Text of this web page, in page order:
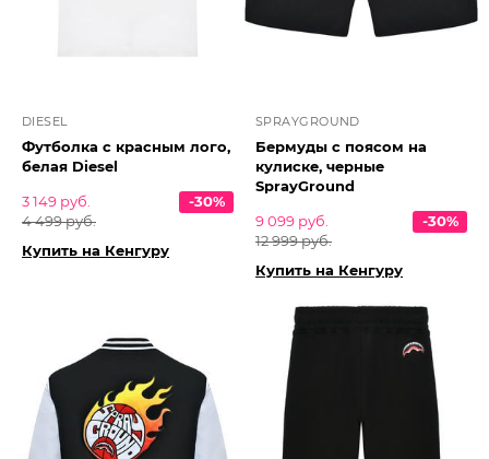
DIESEL
Футболка с красным лого,
белая Diesel
3 149 руб.
4 499 руб.
-30%
Купить на Кенгуру
SPRAYGROUND
Бермуды с поясом на
кулиске, черные
SprayGround
9 099 руб.
12 999 руб.
-30%
Купить на Кенгуру